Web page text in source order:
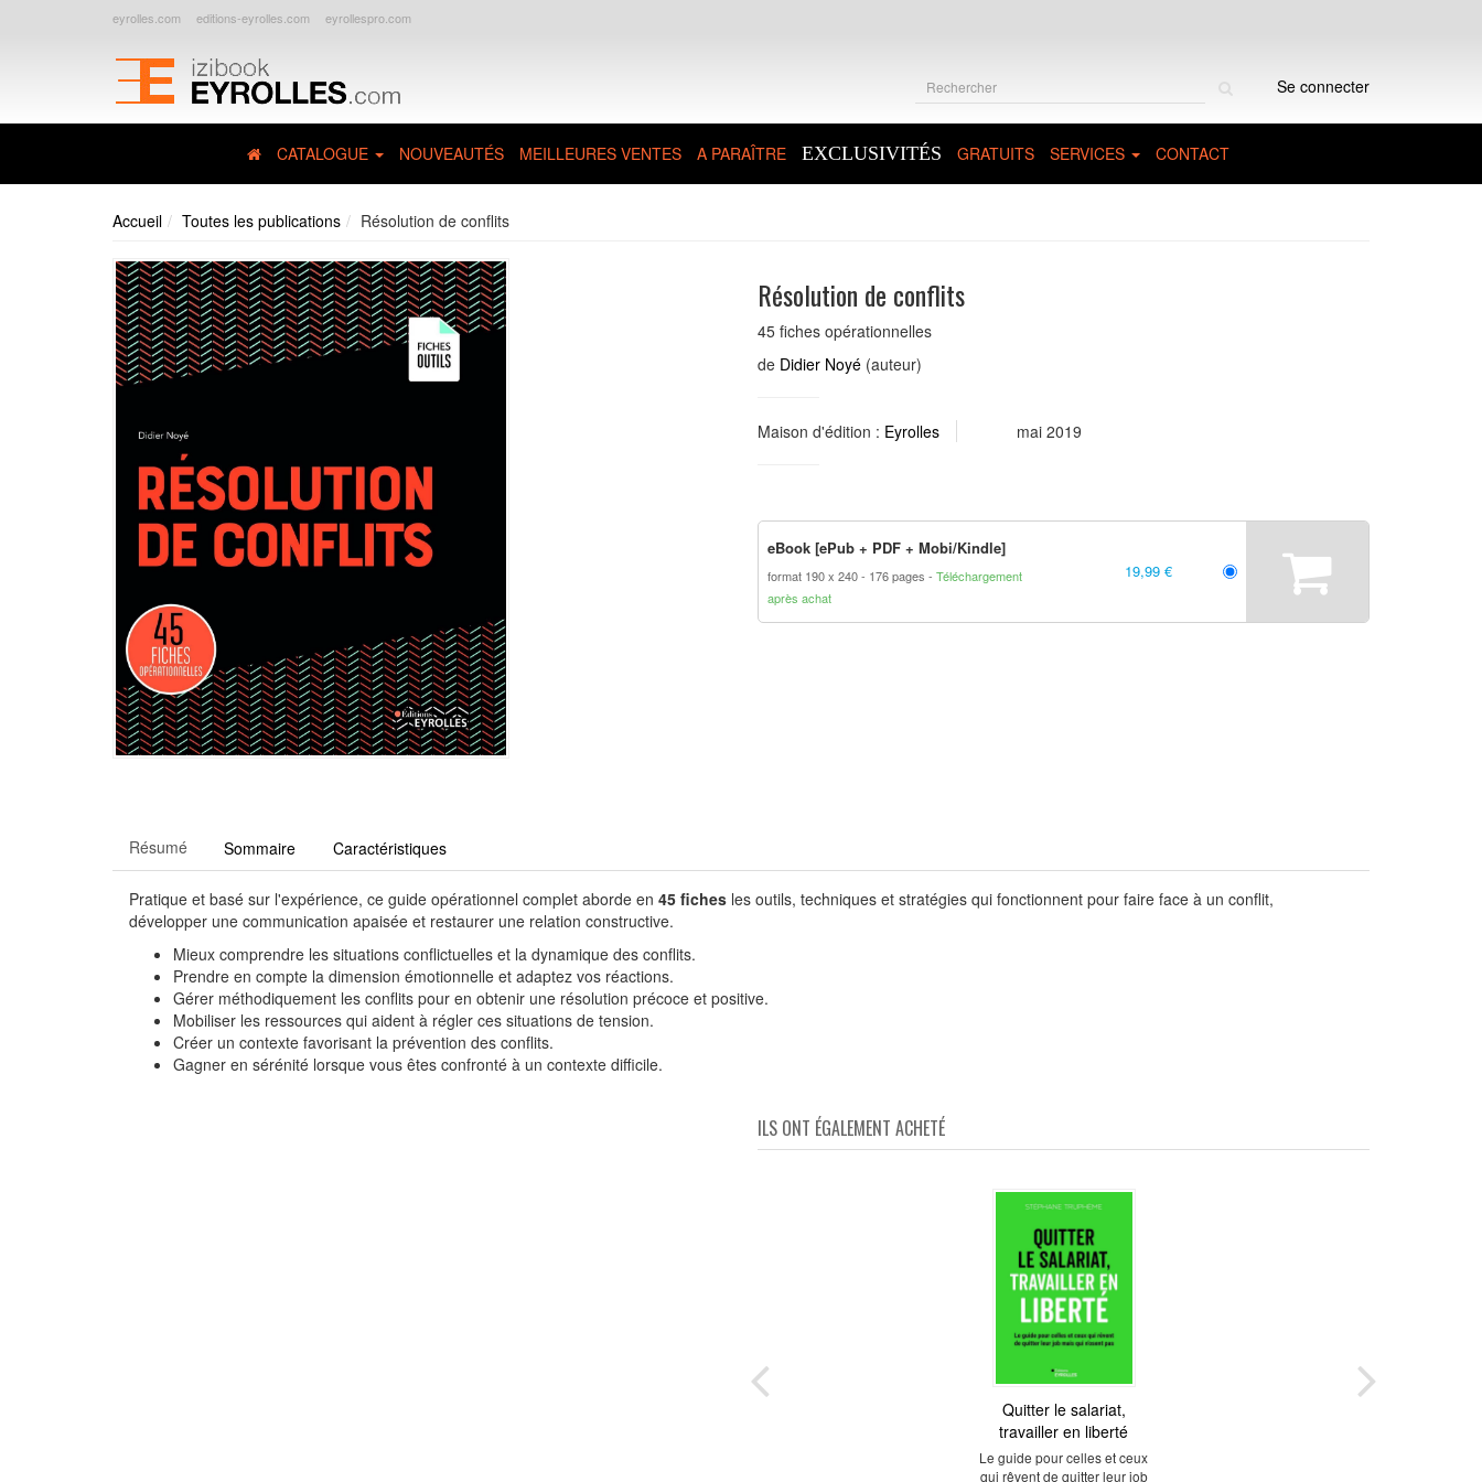
eyrolles.com editions-eyrolles.com eyrollespro.com
Se connecter
CATALOGUE NOUVEAUTÉS MEILLEURES VENTES A PARAÎTRE EXCLUSIVITÉS GRATUITS SERVICES CONTACT
Accueil Toutes les publications Résolution de conflits
Résolution de conflits
45 fiches opérationnelles
de Didier Noyé (auteur)
Maison d'édition : Eyrolles mai 2019
eBook [ePub + PDF + Mobi/Kindle]
format 190 x 240 176 pages
Téléchargement
après achat
19,99 €
Résumé Sommaire Caractéristiques
Pratique et basé sur l'expérience, ce guide opérationnel complet aborde en 45 fiches les outils, techniques et stratégies qui fonctionnent pour faire face à un conflit,
développer une communication apaisée et restaurer une relation constructive.
Mieux comprendre les situations conflictuelles et la dynamique des conflits.
Prendre en compte la dimension émotionnelle et adaptez vos réactions.
Gérer méthodiquement les conflits pour en obtenir une résolution précoce et positive.
Mobiliser les ressources qui aident à régler ces situations de tension.
Créer un contexte favorisant la prévention des conflits.
Gagner en sérénité lorsque vous êtes confronté à un contexte difficile.
ILS ONT ÉGALEMENT ACHETÉ
Quitter le salariat,
travailler en liberté
Le guide pour celles et ceux
qui rêvent de quitter leur job